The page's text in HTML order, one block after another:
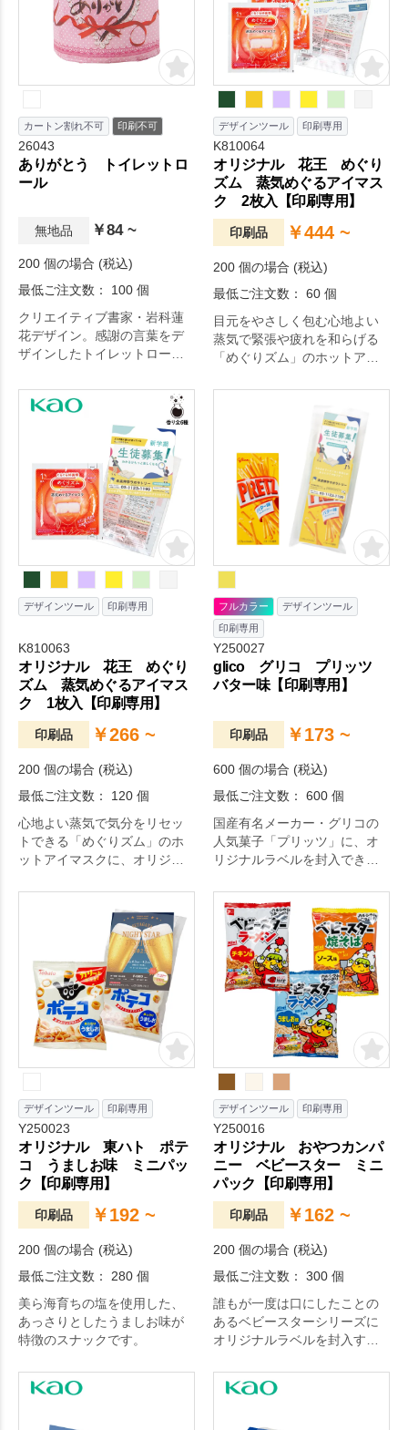
カートン割れ不可 印刷不可
26043
ありがとう トイレットロ
ール
無地品 ￥84 ~
200 個の場合 (税込)
最低ご注文数： 100 個
クリエイティブ書家・岩科蓮
花デザイン。感謝の言葉をデ
ザインしたトイレットロール
デザインツール 印刷専用
K810064
オリジナル 花王 めぐり
ズム 蒸気めぐるアイマス
ク 2枚入【印刷専用】
印刷品 ￥444 ~
200 個の場合 (税込)
最低ご注文数： 60 個
目元をやさしく包む心地よい
蒸気で緊張や疲れを和らげる
「めぐりズム」のホットアイ
きるオリジナルチラシをセッ
デザインツール 印刷専用
K810063
オリジナル 花王 めぐり
ズム 蒸気めぐるアイマス
ク 1枚入【印刷専用】
印刷品 ￥266 ~
200 個の場合 (税込)
最低ご注文数： 120 個
心地よい蒸気で気分をリセッ
トできる「めぐりズム」のホ
ットアイマスクに、オリジナ
組み合わせたバラマキ向けの
フルカラー
デザインツール
印刷専用
Y250027
glico グリコ プリッツ
バター味【印刷専用】
印刷品 ￥173 ~
600 個の場合 (税込)
最低ご注文数： 600 個
国産有名メーカー・グリコの
人気菓子「プリッツ」に、オ
リジナルラベルを封入できる
デザインツール 印刷専用
Y250023
オリジナル 東ハト ポテ
コ うましお味 ミニパッ
ク【印刷専用】
印刷品 ￥192 ~
200 個の場合 (税込)
最低ご注文数： 280 個
美ら海育ちの塩を使用した、
あっさりとしたうましお味が
特徴のスナックです。
デザインツール 印刷専用
Y250016
オリジナル おやつカンパ
ニー ベビースター ミニ
パック【印刷専用】
印刷品 ￥162 ~
200 個の場合 (税込)
最低ご注文数： 300 個
誰もが一度は口にしたことの
あるベビースターシリーズに
オリジナルラベルを封入する